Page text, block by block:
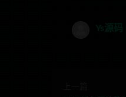
Ys源码